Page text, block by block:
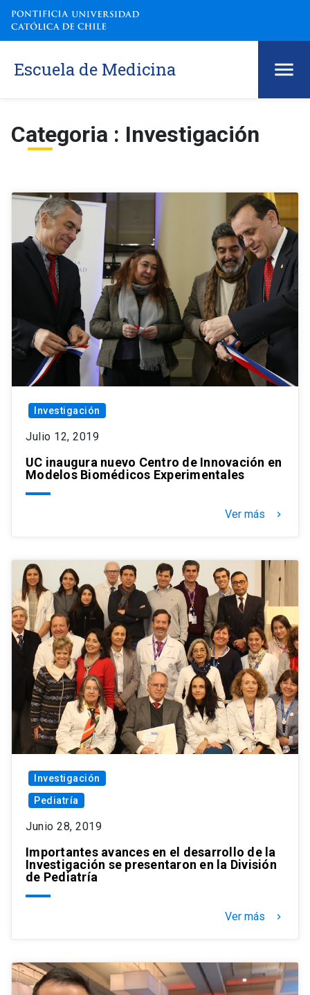
Escuela de Medicina
Categoria : Investigación
Investigación
Julio 12, 2019
UC inaugura nuevo Centro de Innovación en
Modelos Biomédicos Experimentales
Ver más keyboard_arrow_right
Investigación
Pediatría
Junio 28, 2019
Importantes avances en el desarrollo de la
Investigación se presentaron en la División
de Pediatría
Ver más keyboard_arrow_right